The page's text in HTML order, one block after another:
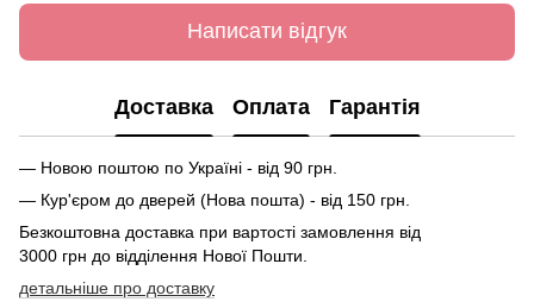
Написати відгук
Доставка Оплата Гарантія
— Новою поштою по Україні - від 90 грн.
— Кур'єром до дверей (Нова пошта) - від 150 грн.
Безкоштовна доставка при вартості замовлення від
3000 грн до відділення Нової Пошти.
детальніше про доставку